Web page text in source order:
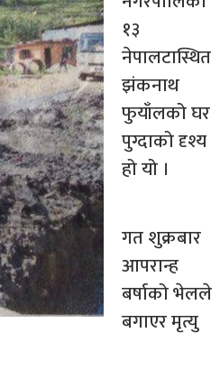
१३
नेपालटास्थित
झंकनाथ
फुयाँलको घर
पुग्दाको दृश्य
हो यो ।
गत शुक्रबार
आपरान्ह
बर्षाको भेलले
बगाएर मृत्यु